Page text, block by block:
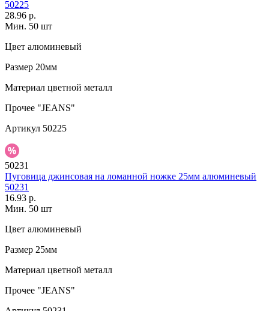
50225
28.96 р.
Мин. 50 шт
Цвет алюминевый
Размер 20мм
Материал цветной металл
Прочее "JEANS"
Артикул 50225
50231
Пуговица джинсовая на ломанной ножке 25мм алюминевый
50231
16.93 р.
Мин. 50 шт
Цвет алюминевый
Размер 25мм
Материал цветной металл
Прочее "JEANS"